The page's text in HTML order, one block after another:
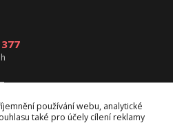
používání webu, analytické
také pro účely cílení reklamy